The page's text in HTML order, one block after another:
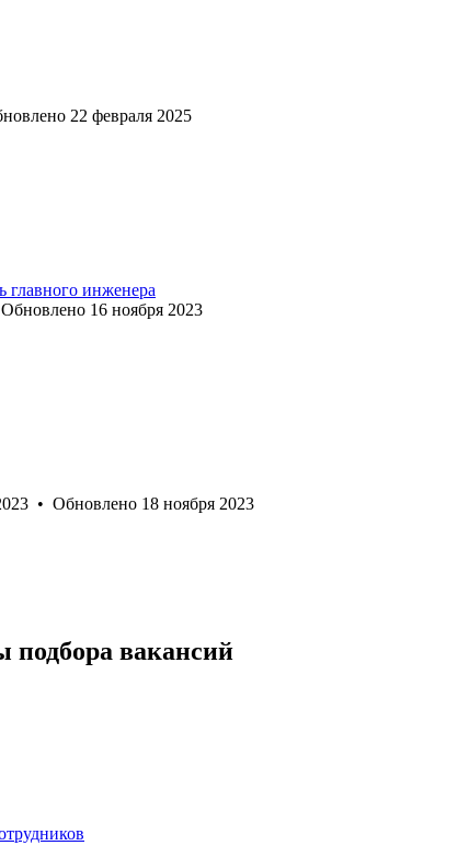
22 февраля 2025
главного инженера
Обновлено 16 ноября 2023
• Обновлено 18 ноября 2023
вакансий